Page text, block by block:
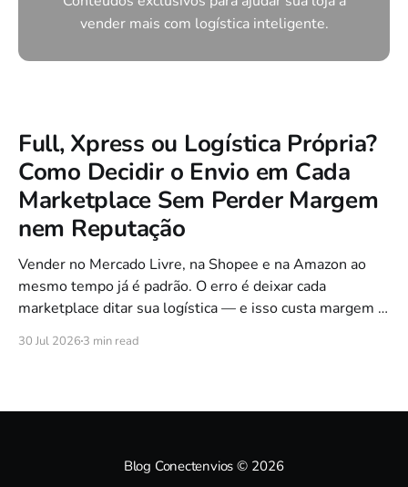
vender mais com logística inteligente.
Full, Xpress ou Logística Própria?
Como Decidir o Envio em Cada
Marketplace Sem Perder Margem
nem Reputação
Vender no Mercado Livre, na Shopee e na Amazon ao
mesmo tempo já é padrão. O erro é deixar cada
marketplace ditar sua logística — e isso custa margem e
próprio com um modelo híbrido que mantém você no
30 Jul 2026 3 min read
Blog Conectenvios © 2026